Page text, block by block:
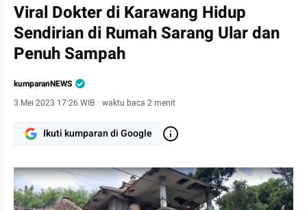
Viral Dokter di Karawang Hidup
Sendirian di Rumah Sarang Ular dan
Penuh Sampah
kumparanNEWS
3 Mei 2023 17:26 WIB · waktu baca 2 menit
Ikuti kumparan di Google